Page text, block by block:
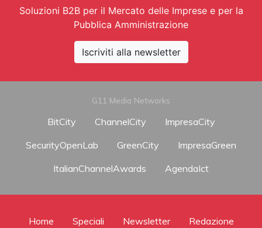
Soluzioni B2B per il Mercato delle Imprese e per la
Pubblica Amministrazione
Iscriviti alla newsletter
G11 Media Networks
BitCity ChannelCity
ImpresaCity
SecurityOpenLab
GreenCity
ImpresaGreen
ItalianChannelAwards
AgendaIct
Home Speciali Newsletter Redazione